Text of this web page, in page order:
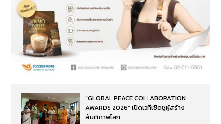
“GLOBAL PEACE COLLABORATION
AWARDS 2026” เปิดเวทีเชิดชูผู้สร้าง
สันติภาพโลก